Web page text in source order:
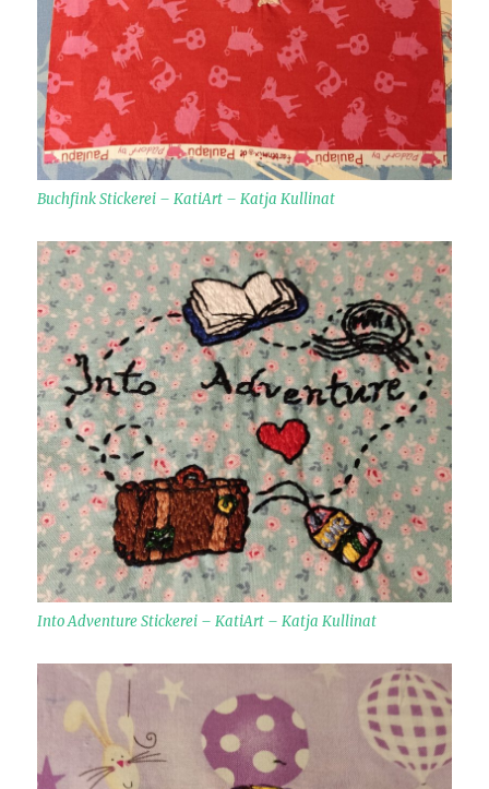
Buchfink Stickerei – KatiArt – Katja Kullinat
Into Adventure Stickerei – KatiArt – Katja Kullinat